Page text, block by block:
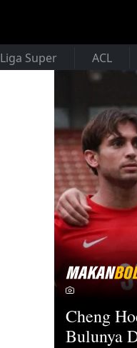
Liga Super ACL
Cheng
Bulunya